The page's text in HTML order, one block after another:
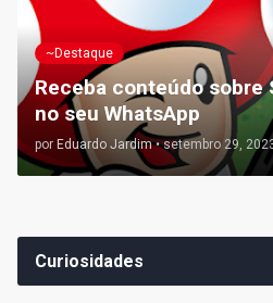
~Destaque
Receba conteúdo sobre
no seu WhatsApp
por Eduardo Jardim • setembro 29,
Curiosidades